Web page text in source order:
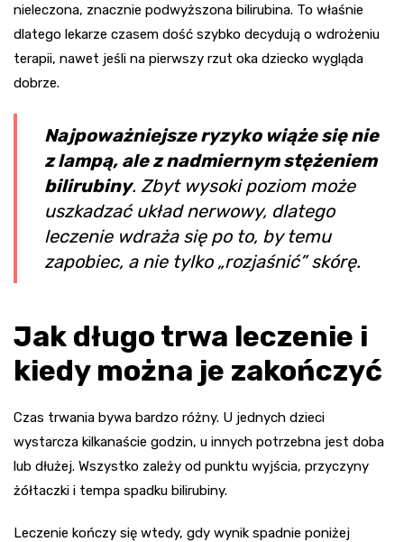
nieleczona, znacznie podwyższona bilirubina. To właśnie
dlatego lekarze czasem dość szybko decydują o wdrożeniu
terapii, nawet jeśli na pierwszy rzut oka dziecko wygląda
dobrze.
Najpoważniejsze ryzyko wiąże się nie
z lampą, ale z nadmiernym stężeniem
bilirubiny. Zbyt wysoki poziom może
uszkadzać układ nerwowy, dlatego
leczenie wdraża się po to, by temu
zapobiec, a nie tylko „rozjaśnić” skórę.
Jak długo trwa leczenie i
kiedy można je zakończyć
Czas trwania bywa bardzo różny. U jednych dzieci
wystarcza kilkanaście godzin, u innych potrzebna jest doba
lub dłużej. Wszystko zależy od punktu wyjścia, przyczyny
żółtaczki i tempa spadku bilirubiny.
Leczenie kończy się wtedy, gdy wynik spadnie poniżej